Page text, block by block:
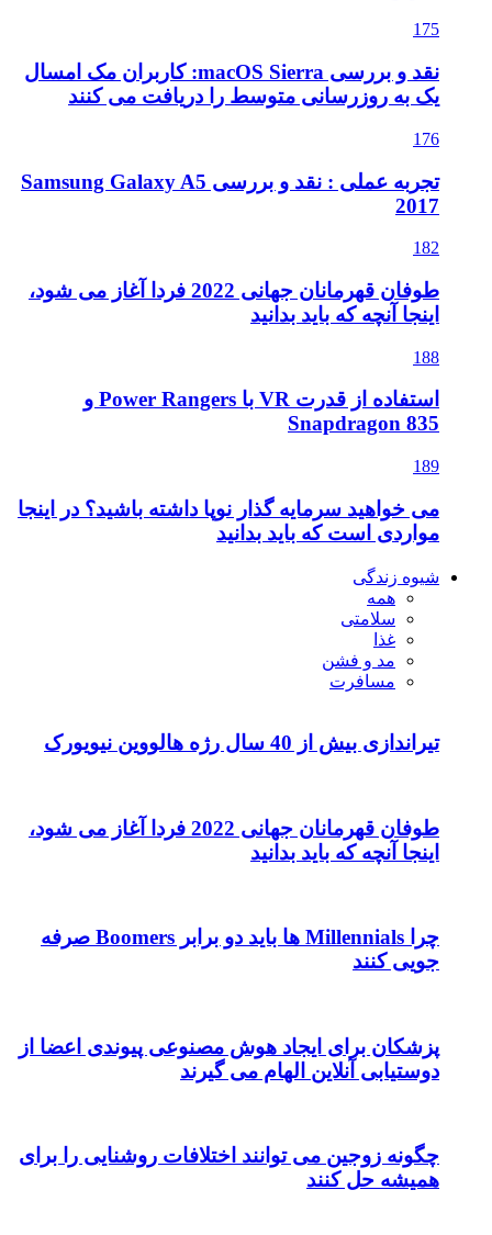
175
نقد و بررسی macOS Sierra: کاربران مک امسال
یک به روزرسانی متوسط را دریافت می کنند
176
تجربه عملی : نقد و بررسی Samsung Galaxy A5
2017
182
طوفان قهرمانان جهانی 2022 فردا آغاز می شود،
اینجا آنچه که باید بدانید
188
استفاده از قدرت VR با Power Rangers و
Snapdragon 835
189
می خواهید سرمایه گذار نوپا داشته باشید؟ در اینجا
مواردی است که باید بدانید
شیوه زندگی
همه
سلامتی
غذا
مد و فشن
مسافرت
تیراندازی بیش از 40 سال رژه هالووین نیویورک
طوفان قهرمانان جهانی 2022 فردا آغاز می شود،
اینجا آنچه که باید بدانید
چرا Millennials ها باید دو برابر Boomers صرفه
جویی کنند
پزشکان برای ایجاد هوش مصنوعی پیوندی اعضا از
دوستیابی آنلاین الهام می گیرند
چگونه زوجین می توانند اختلافات روشنایی را برای
همیشه حل کنند